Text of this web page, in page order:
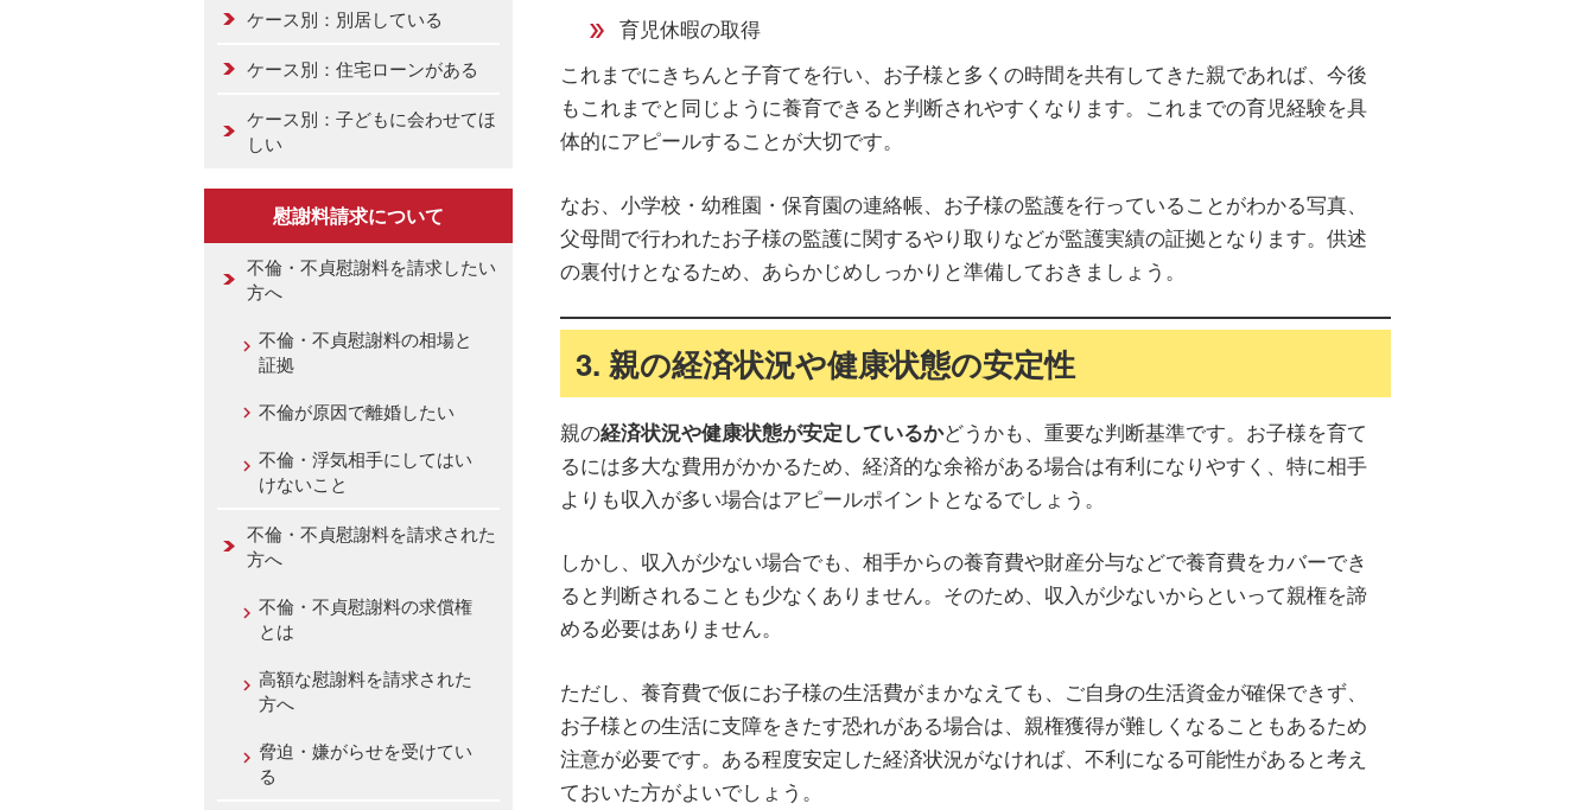
育児休暇の取得
これまでにきちんと子育てを行い、お子様と多くの時間を共有してきた親であれば、今後
もこれまでと同じように養育できると判断されやすくなります。これまでの育児経験を具
体的にアピールすることが大切です。
なお、小学校・幼稚園・保育園の連絡帳、お子様の監護を行っていることがわかる写真、
父母間で行われたお子様の監護に関するやり取りなどが監護実績の証拠となります。供述
の裏付けとなるため、あらかじめしっかりと準備しておきましょう。
3. 親の経済状況や健康状態の安定性
親の経済状況や健康状態が安定しているかどうかも、重要な判断基準です。お子様を育て
るには多大な費用がかかるため、経済的な余裕がある場合は有利になりやすく、特に相手
よりも収入が多い場合はアピールポイントとなるでしょう。
しかし、収入が少ない場合でも、相手からの養育費や財産分与などで養育費をカバーでき
ると判断されることも少なくありません。そのため、収入が少ないからといって親権を諦
める必要はありません。
ただし、養育費で仮にお子様の生活費がまかなえても、ご自身の生活資金が確保できず、
お子様との生活に支障をきたす恐れがある場合は、親権獲得が難しくなることもあるため
注意が必要です。ある程度安定した経済状況がなければ、不利になる可能性があると考え
ておいた方がよいでしょう。
ケース別：別居している
ケース別：住宅ローンがある
ケース別：子どもに会わせてほ
しい
慰謝料請求について
不倫・不貞慰謝料を請求したい
方へ
不倫・不貞慰謝料の相場と
証拠
不倫が原因で離婚したい
不倫・浮気相手にしてはい
けないこと
不倫・不貞慰謝料を請求された
方へ
不倫・不貞慰謝料の求償権
とは
高額な慰謝料を請求された
方へ
脅迫・嫌がらせを受けてい
る